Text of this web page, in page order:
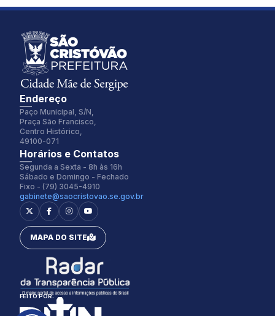
Inter
Espaçamento Fonte:
0px
Alterar Tema:
Claro
Endereço
Paço Municipal, S/N,
Praça São Francisco,
Centro Histórico,
49100-071
Horários e Contatos
Segunda a Sexta - 8h às 16h
Sábado e Domingo - Fechado
Fixo - (79) 3045-4910
gabinete@saocristovao.se.gov.br
MAPA DO SITE
FEITO POR: